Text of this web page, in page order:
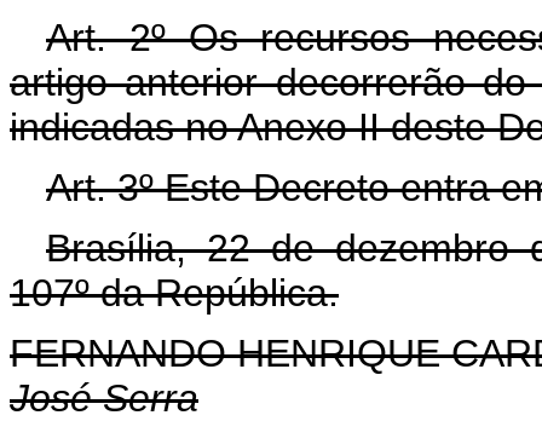
Art. 2º Os recursos
artigo anterior decorrerão
indicadas no Anexo II deste
Art. 3º Este Decreto entra
Brasília, 22 de dezembro
107º da República.
FERNANDO HENRIQUE
José Serra